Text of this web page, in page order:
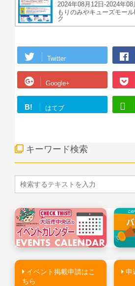
2024年08月12日-2024年08
もりのみやキューズモー
ク
Twitter
Google+
B! はてブ
キーワード検索
イベント掲載申請はこ
ちら
申